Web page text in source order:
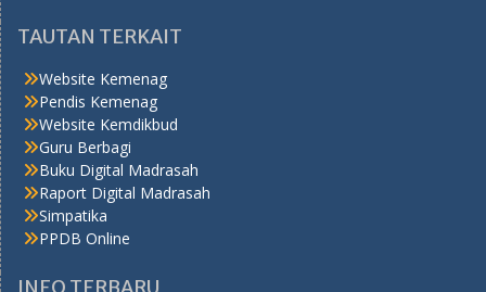
TAUTAN TERKAIT
Website Kemenag
Pendis Kemenag
Website Kemdikbud
Guru Berbagi
Buku Digital Madrasah
Raport Digital Madrasah
Simpatika
PPDB Online